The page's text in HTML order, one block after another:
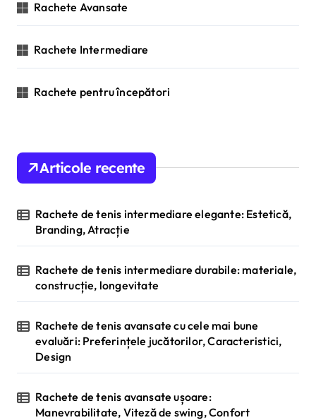
:
Rachete Avansate
Rachete Intermediare
Rachete pentru începători
Articole recente
Rachete de tenis intermediare elegante: Estetică,
Branding, Atracție
Rachete de tenis intermediare durabile: materiale,
construcție, longevitate
Rachete de tenis avansate cu cele mai bune
evaluări: Preferințele jucătorilor, Caracteristici,
Design
Rachete de tenis avansate ușoare:
Manevrabilitate, Viteză de swing, Confort